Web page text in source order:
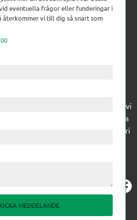
07-16
kompetens till
industri. Till träindustrin tillför vi
från timmerplanen hela
emballering och till övrig industri
av teknikprodukter med
till transmission och lager.
eventuella frågor eller funderingar i
återkommer vi till dig så snart som
MEDDELANDE